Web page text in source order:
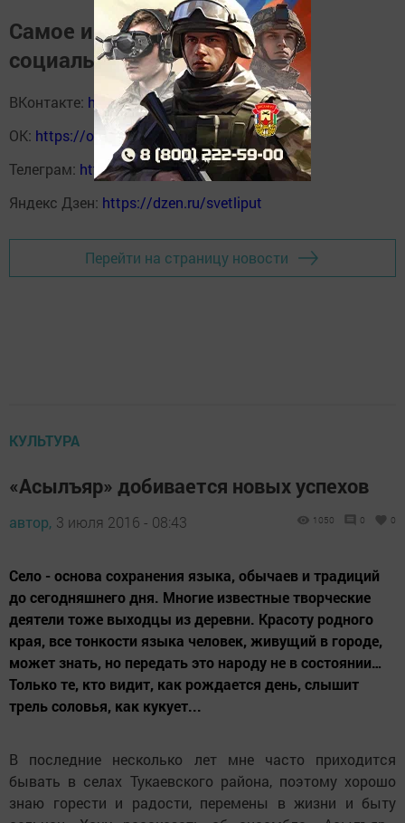
Самое интересное в наших
социальных сетях
ВКонтакте: https://vk.com/svetliput
ОК: https://ok.ru/profile/590414664980
Телеграм: https://t.me/yakti_ul
Яндекс Дзен: https://dzen.ru/svetliput
Перейти на страницу новости
КУЛЬТУРА
«Асылъяр» добивается новых успехов
автор, 3 июля 2016 - 08:43 1050 0 0
Село - основа сохранения языка, обычаев и традиций
до сегодняшнего дня. Многие известные творческие
деятели тоже выходцы из деревни. Красоту родного
края, все тонкости языка человек, живущий в городе,
может знать, но передать это народу не в состоянии…
Только те, кто видит, как рождается день, слышит
трель соловья, как кукует...
В последние несколько лет мне часто приходится
бывать в селах Тукаевского района, поэтому хорошо
знаю горести и радости, перемены в жизни и быту